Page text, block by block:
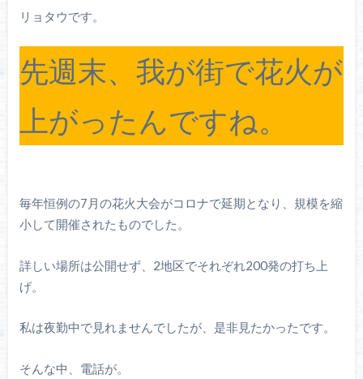
リョタウです。
先週末、我が街で花火が
上がったんですね。
毎年恒例の7月の花火大会がコロナで延期となり、規模を縮
小して開催されたものでした。
詳しい場所は公開せず、2地区でそれぞれ200発の打ち上
げ。
私は夜勤中で見れませんでしたが、是非見たかったです。
そんな中、電話が。